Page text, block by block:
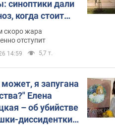
синоптики дали
когда стоит
изменения
скоро жара
отступит
14:59 5,7 т.
я запугана
Елена
– об убийстве
диссидентки